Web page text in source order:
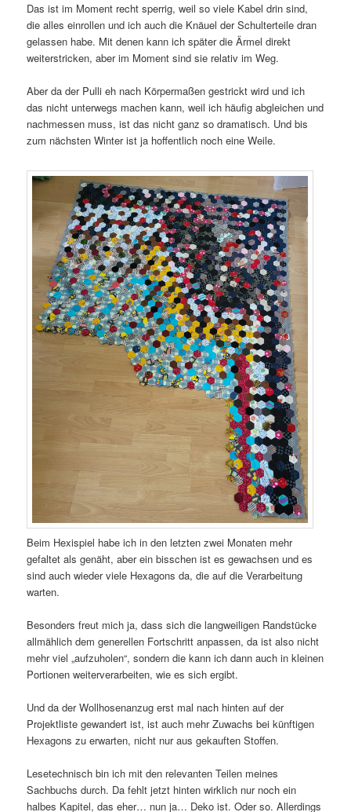
Das ist im Moment recht sperrig, weil so viele Kabel drin sind,
die alles einrollen und ich auch die Knäuel der Schulterteile dran
gelassen habe. Mit denen kann ich später die Ärmel direkt
weiterstricken, aber im Moment sind sie relativ im Weg.
Aber da der Pulli eh nach Körpermaßen gestrickt wird und ich
das nicht unterwegs machen kann, weil ich häufig abgleichen und
nachmessen muss, ist das nicht ganz so dramatisch. Und bis
zum nächsten Winter ist ja hoffentlich noch eine Weile.
Beim Hexispiel habe ich in den letzten zwei Monaten mehr
gefaltet als genäht, aber ein bisschen ist es gewachsen und es
sind auch wieder viele Hexagons da, die auf die Verarbeitung
warten.
Besonders freut mich ja, dass sich die langweiligen Randstücke
allmählich dem generellen Fortschritt anpassen, da ist also nicht
mehr viel „aufzuholen“, sondern die kann ich dann auch in kleinen
Portionen weiterverarbeiten, wie es sich ergibt.
Und da der Wollhosenanzug erst mal nach hinten auf der
Projektliste gewandert ist, ist auch mehr Zuwachs bei künftigen
Hexagons zu erwarten, nicht nur aus gekauften Stoffen.
Lesetechnisch bin ich mit den relevanten Teilen meines
Sachbuchs durch. Da fehlt jetzt hinten wirklich nur noch ein
halbes Kapitel, das eher… nun ja… Deko ist. Oder so. Allerdings